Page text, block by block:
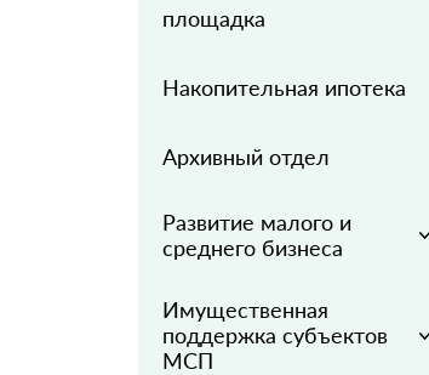
площадка
Накопительная ипотека
Архивный отдел
Развитие малого и
среднего бизнеса
Имущественная
поддержка субъектов
МСП